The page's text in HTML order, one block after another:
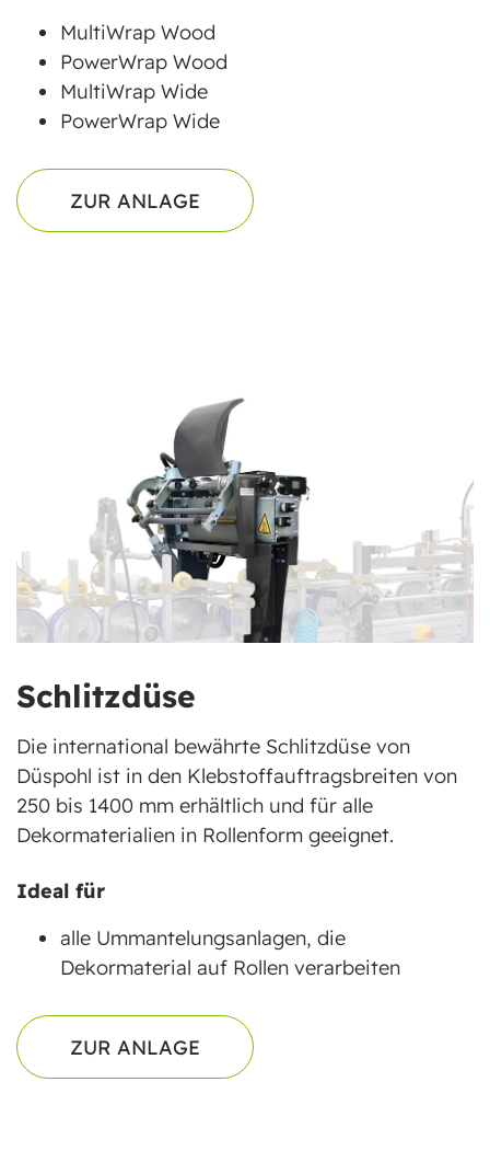
MultiWrap Wood
PowerWrap Wood
MultiWrap Wide
PowerWrap Wide
ZUR ANLAGE
Schlitzdüse
Die international bewährte Schlitzdüse von
Düspohl ist in den Klebstoffauftragsbreiten von
250 bis 1400 mm erhältlich und für alle
Dekormaterialien in Rollenform geeignet.
Ideal für
alle Ummantelungsanlagen, die
Dekormaterial auf Rollen verarbeiten
ZUR ANLAGE